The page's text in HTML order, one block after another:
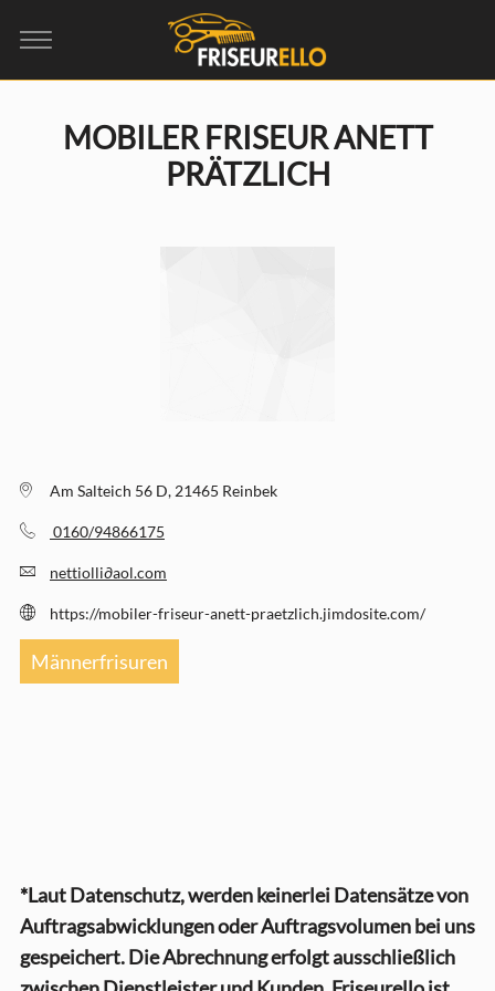
MOBILER FRISEUR ANETT
PRÄTZLICH
Am Salteich 56 D, 21465 Reinbek
0160/94866175
nettiolli∂aol.com
https://mobiler-friseur-anett-praetzlich.jimdosite.com/
Männerfrisuren
*Laut Datenschutz, werden keinerlei Datensätze von
Auftragsabwicklungen oder Auftragsvolumen bei uns
gespeichert. Die Abrechnung erfolgt ausschließlich